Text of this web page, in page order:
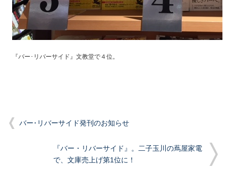
『バー･リバーサイド』文教堂で４位。
バー･リバーサイド発刊のお知らせ
『バー・リバーサイド』。二子玉川の蔦屋家電
で、文庫売上げ第1位に！